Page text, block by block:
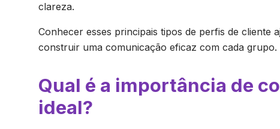
clareza.
Conhecer esses principais tipos de perfis de cliente
construir uma comunicação eficaz com cada grupo.
Qual é a importância de
ideal?